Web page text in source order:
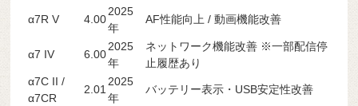
α7R V 4.00
2025
年
AF性能向上 / 動画機能改善
α7 IV 6.00
2025
年
ネットワーク機能改善 ※一部配信停
止履歴あり
α7C II /
α7CR
2.01
2025
年
バッテリー表示・USB安定性改善